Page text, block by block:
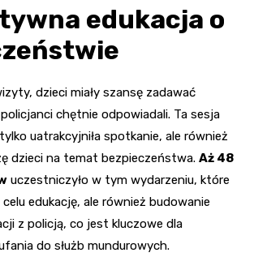
edukacja o
dzieci miały szansę zadawać
chętnie odpowiadali. Ta sesja
uatrakcyjniła spotkanie, ale również
dzieci na temat bezpieczeństwa. Aż 48
uczestniczyło w tym wydarzeniu, które
edukację, ale również budowanie
z policją, co jest kluczowe dla
do służb mundurowych.